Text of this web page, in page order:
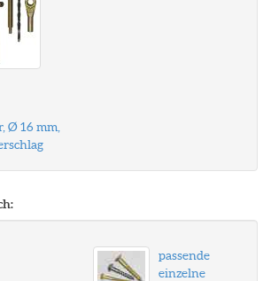
Ø 16 mm,
passende
einzelne